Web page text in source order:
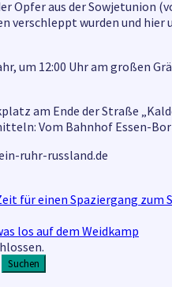
Opfer aus der Sowjetunion
verschleppt wurden und
um 12:00 Uhr am großen
am Ende der Straße
Vom Bahnhof Essen-
ruhr-russland.de
für einen Spaziergang zum
los auf dem Weidkamp
Suchen